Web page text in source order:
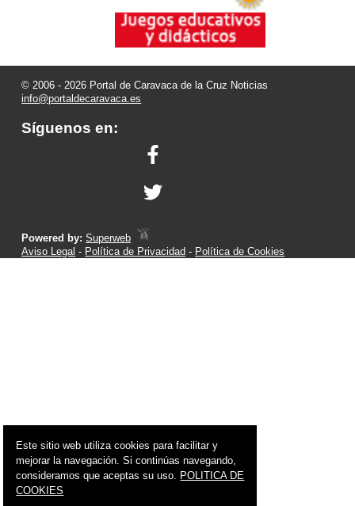
© 2006 - 2026 Portal de Caravaca de la Cruz Noticias
info@portaldecaravaca.es
Síguenos en:
Powered by:Superweb
Aviso Legal - Política de Privacidad - Política de Cookies
Este sitio web utiliza cookies para facilitar y
mejorar la navegación. Si continúas navegando,
consideramos que aceptas su uso. POLITICA DE
COOKIES